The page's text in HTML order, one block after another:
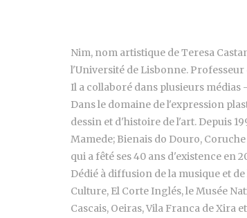
Nim, nom artistique de Teresa
l'Université de Lisbonne.
Il a collaboré dans plusieurs médias
Dans le domaine de l'expression
dessin et d'histoire de l'art. Depuis
Mamede; Bienais do Douro,
qui a fêté ses 40 ans d'existence en
Dédié à diffusion de la musique et
Culture, El Corte Inglés, le Musée
Cascais, Oeiras, Vila Franca de Xira